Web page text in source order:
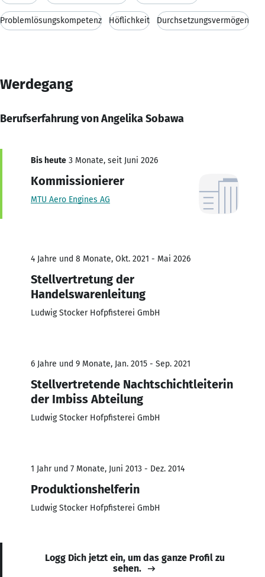
Problemlösungskompetenz Höflichkeit Durchsetzungsvermögen
Werdegang
Berufserfahrung von Angelika Sobawa
Bis heute 3 Monate, seit Juni 2026
Kommissionierer
MTU Aero Engines AG
4 Jahre und 8 Monate, Okt. 2021 - Mai 2026
Stellvertretung der
Handelswarenleitung
Ludwig Stocker Hofpfisterei GmbH
6 Jahre und 9 Monate, Jan. 2015 - Sep. 2021
Stellvertretende Nachtschichtleiterin
der Imbiss Abteilung
Ludwig Stocker Hofpfisterei GmbH
1 Jahr und 7 Monate, Juni 2013 - Dez. 2014
Produktionshelferin
Ludwig Stocker Hofpfisterei GmbH
Logg Dich jetzt ein, um das ganze Profil zu
sehen.